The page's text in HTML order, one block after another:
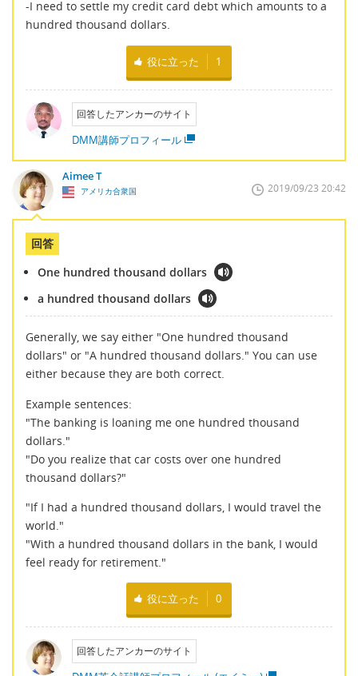
-I need to settle my credit card debt which amounts to a
hundred thousand dollars.
役に立った 1
回答したアンカーのサイト
DMM講師プロフィール
Aimee T
アメリカ合衆国 2019/09/23 20:42
回答
One hundred thousand dollars
a hundred thousand dollars
Generally, we say either "One hundred thousand
dollars" or "A hundred thousand dollars." You can use
either because they are both correct.
Example sentences:
"The banking is loaning me one hundred thousand
dollars."
"Do you realize that car costs over one hundred
thousand dollars?"
"If I had a hundred thousand dollars, I would travel the
world."
"With a hundred thousand dollars in the bank, I would
feel ready for retirement."
役に立った 0
回答したアンカーのサイト